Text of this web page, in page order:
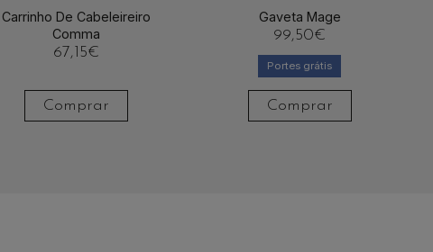
Carrinho De Cabeleireiro
Comma
67,15€
Comprar
Gaveta Mage
99,50€
Portes grátis
Comprar